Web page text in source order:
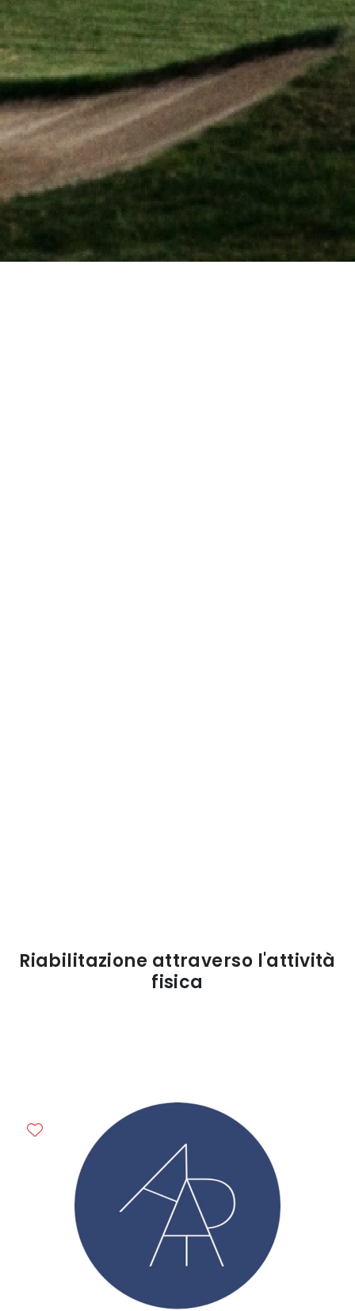
Riabilitazione attraverso l'attività
fisica